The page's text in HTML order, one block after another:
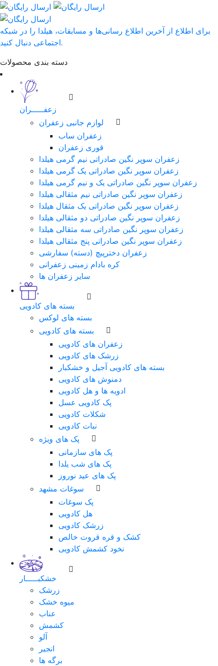
برای اطلاع از آخرین اطلاع رسانی‌ها و مسابقات، هیلدا را در شبکه
اجتماعی دنبال کنید.
دسته بندی محصولات
زعفـــــران
لوازم جانبی زعفران
زعفران ساب
قوری زعفران
زعفران سوپر نگین صادراتی نیم گرمی هیلدا
زعفران سوپر نگین صادراتی یک گرمی هیلدا
زعفران سوپر نگین صادراتی یک و نیم گرمی هیلدا
زعفران سوپر نگین صادراتی نیم مثقالی هیلدا
زعفران سوپر نگین صادراتی یک مثقال هیلدا
زعفران سوپر نگین صادراتی دو مثقالی هیلدا
زعفران سوپر نگین صادراتی سه مثقالی هیلدا
زعفران سوپر نگین صادراتی پنج مثقالی هیلدا
زعفران دخترپیچ (دسته) سفارشی
کره بادام زمینی زعفرانی
سایر زعفران ها
بسته های کادویی
بسته های لوکس
بسته های کادویی
زعفران های کادویی
زرشک های کادویی
بسته های کادویی آجیل و خشکبار
دمنوش های کادویی
ادویه ها و هل کادویی
پک کادویی عسل
شکلات کادویی
نبات کادویی
پک های ویژه
پک های سازمانی
پک های شب یلدا
پک های عید نوروز
سوغات مشهد
پک سوغات
هل کادویی
زرشک کادویی
کشک و قره قروت خالص
نخود کشمش کادویی
خشکبـــــار
زرشک
میوه خشک
عناب
کشمش
آلو
انجیر
برگه ها